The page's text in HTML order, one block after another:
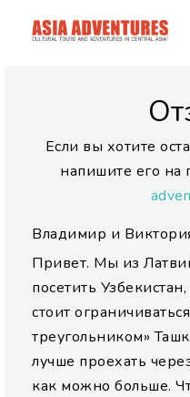
allreview
Если вы хотите
напишите его на
Владимир и
Привет. Мы из
посетить
стоит
треугольником»
лучше проехать
как можно больше.